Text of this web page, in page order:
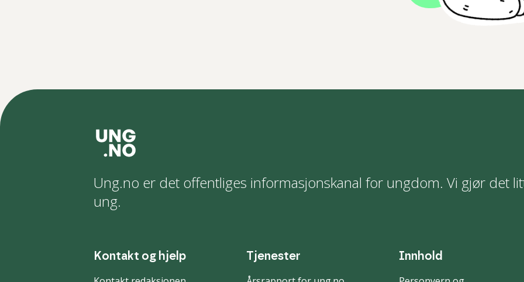
Ung.no er det offentliges informasjonskanal for ungdom. Vi gjør det
ung.
Kontakt og hjelp Tjenester Innhold